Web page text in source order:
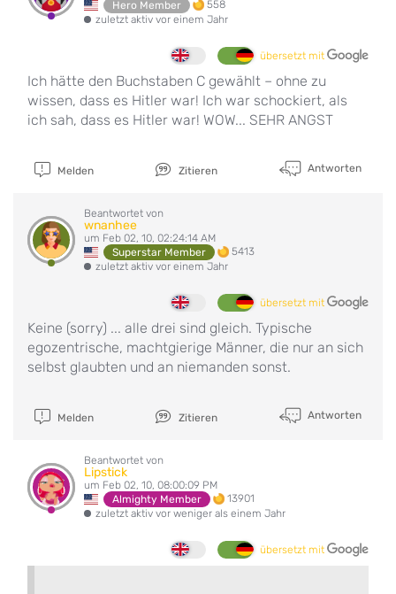
Hero Member
558
zuletzt aktiv vor einem Jahr
übersetzt mit
Ich hätte den Buchstaben C gewählt – ohne zu
wissen, dass es Hitler war! Ich war schockiert, als
ich sah, dass es Hitler war! WOW... SEHR ANGST
Melden Zitieren Antworten
Beantwortet von
wnanhee
um Feb 02, 10, 02:24:14 AM
Superstar Member
5413
zuletzt aktiv vor einem Jahr
übersetzt mit
Keine (sorry) ... alle drei sind gleich. Typische
egozentrische, machtgierige Männer, die nur an sich
selbst glaubten und an niemanden sonst.
Melden Zitieren Antworten
Beantwortet von
Lipstick
um Feb 02, 10, 08:00:09 PM
Almighty Member
13901
zuletzt aktiv vor weniger als einem Jahr
übersetzt mit